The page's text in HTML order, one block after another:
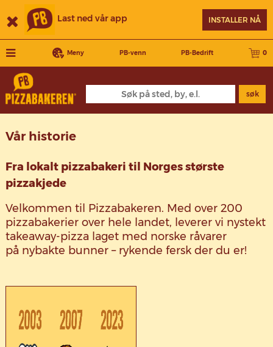
Last ned vår app INSTALLER NÅ
Meny PB-venn PB-Bedrift 0
søk
Vår historie
Fra lokalt pizzabakeri til Norges største
pizzakjede
Velkommen til Pizzabakeren. Med over 200
pizzabakerier over hele landet, leverer vi nystekt
takeaway-pizza laget med norske råvarer
på nybakte bunner – rykende fersk der du er!